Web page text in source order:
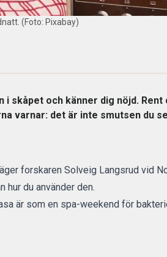
(Foto: Pixabay)
skåpet och känner dig nöjd.
varnar: det är inte smutsen du
forskaren Solveig Langsrud vid
hur du använder den.
är som en spa-weekend för